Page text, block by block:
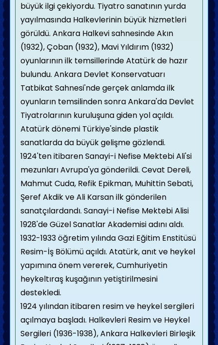
büyük ilgi çekiyordu. Tiyatro sanatının yurda
yayılmasında Halkevlerinin büyük hizmetleri
görüldü. Ankara Halkevi sahnesinde Akın
(1932), Çoban (1932), Mavi Yıldırım (1932)
oyunlarının ilk temsillerinde Atatürk de hazır
bulundu. Ankara Devlet Konservatuarı
Tatbikat Sahnesi'nde gerçek anlamda ilk
oyunların temsilinden sonra Ankara'da Devlet
Tiyatrolarının kuruluşuna giden yol açıldı.
Atatürk dönemi Türkiye'sinde plastik
sanatlarda da büyük gelişme gözlendi.
1924'ten itibaren Sanayi-i Nefise Mektebi Ali'si
mezunları Avrupa'ya gönderildi. Cevat Dereli,
Mahmut Cuda, Refik Epikman, Muhittin Sebati,
Şeref Akdik ve Ali Karsan ilk gönderilen
sanatçılardandı. Sanayi-i Nefise Mektebi Alisi
1928'de Güzel Sanatlar Akademisi adını aldı.
1932-1933 öğretim yılında Gazi Eğitim Enstitüsü
Resim-İş Bölümü açıldı. Atatürk, anıt ve heykel
yapımına önem vererek, Cumhuriyetin
heykeltıraş kuşağının yetiştirilmesini
destekledi.
1924 yılından itibaren resim ve heykel sergileri
açılmaya başladı. Halkevleri Resim ve Heykel
Sergileri (1936-1938), Ankara Halkevleri Birleşik